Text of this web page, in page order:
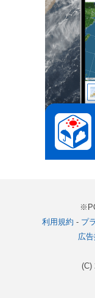
利用規約 - プ
広
(C)